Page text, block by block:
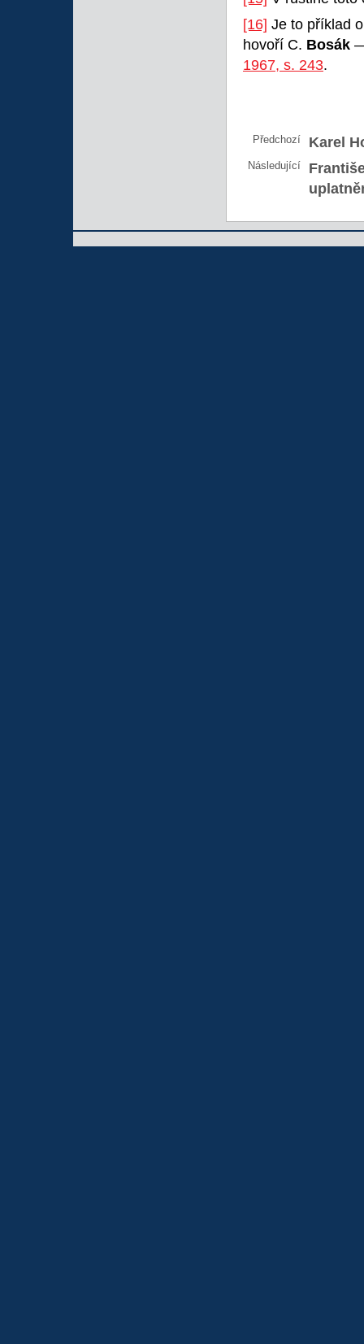
[16] Je to příklad
hovoří C. Bosák
1967, s. 243.
Předchozí Karel
Následující